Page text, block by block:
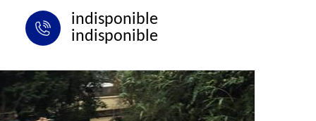
indisponible
indisponible